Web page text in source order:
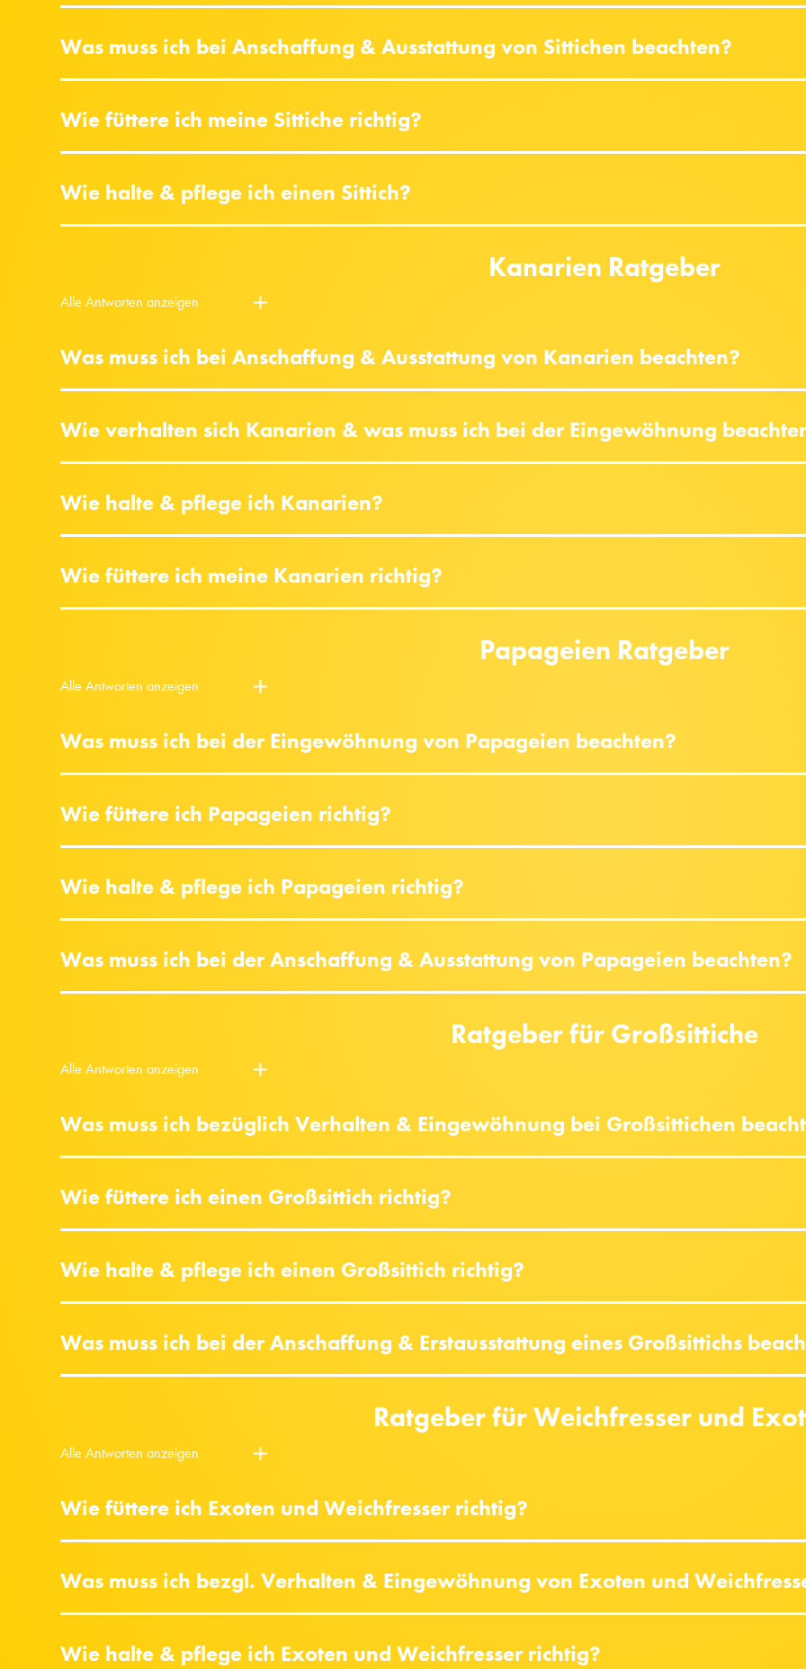
Was muss ich bei Anschaffung & Ausstattung von Sittichen beachten?
Wie füttere ich meine Sittiche richtig?
Wie halte & pflege ich einen Sittich?
Kanarien Ratgeber
Alle Antworten anzeigen
Was muss ich bei Anschaffung & Ausstattung von Kanarien beachten?
Wie verhalten sich Kanarien & was muss ich bei der Eingewöhnung
Wie halte & pflege ich Kanarien?
Wie füttere ich meine Kanarien richtig?
Papageien Ratgeber
Alle Antworten anzeigen
Was muss ich bei der Eingewöhnung von Papageien beachten?
Wie füttere ich Papageien richtig?
Wie halte & pflege ich Papageien richtig?
Was muss ich bei der Anschaffung & Ausstattung von Papageien beachten?
Ratgeber für Großsittiche
Alle Antworten anzeigen
Was muss ich bezüglich Verhalten & Eingewöhnung bei Großsittichen
Wie füttere ich einen Großsittich richtig?
Wie halte & pflege ich einen Großsittich richtig?
Was muss ich bei der Anschaffung & Erstausstattung eines Großsittichs
Ratgeber für Weichfresser und
Alle Antworten anzeigen
Wie füttere ich Exoten und Weichfresser richtig?
Was muss ich bezgl. Verhalten & Eingewöhnung von Exoten und
Wie halte & pflege ich Exoten und Weichfresser richtig?